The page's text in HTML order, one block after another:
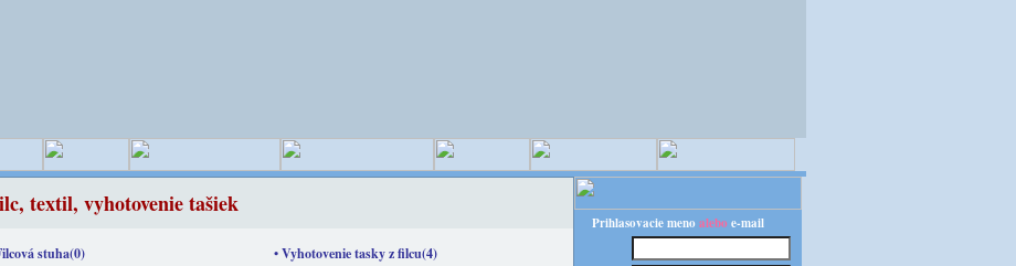
textil, vyhotovenie tašiek
stuha(0)
• Vyhotovenie tasky z filcu(4)
Prihlasovacie meno alebo e-mail